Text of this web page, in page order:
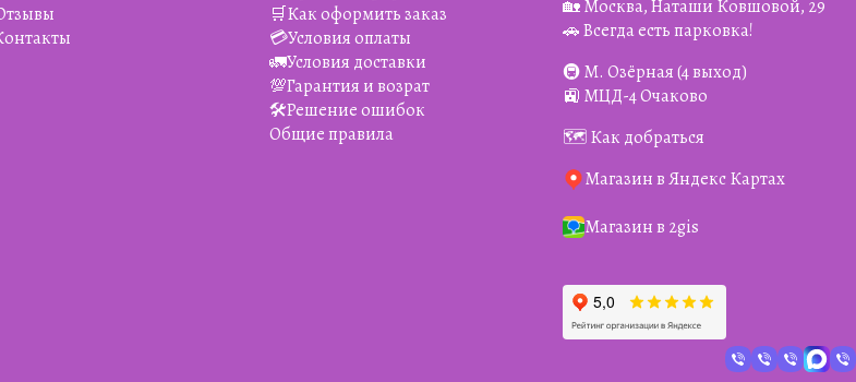
🛒Как оформить заказ
💳Условия оплаты
🚛Условия доставки
💯Гарантия и возрат
🛠️Решение ошибок
Общие правила
🏡 Москва, Наташи Ковшовой, 29
🚗 Всегда есть парковка!
🚇 М. Озёрная (4 выход)
🚉 МЦД-4 Очаково
🗺️ Как добраться
Магазин в Яндекс Картах
Магазин в 2gis